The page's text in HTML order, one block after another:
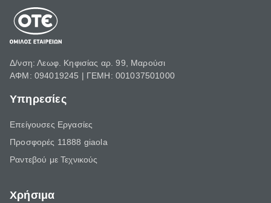
Δ/νση: Λεωφ. Κηφισίας αρ. 99, Μαρούσι
ΑΦΜ: 094019245 | ΓΕΜΗ: 001037501000
Υπηρεσίες
Επείγουσες Εργασίες
Προσφορές 11888 giaola
Ραντεβού με Τεχνικούς
Χρήσιμα